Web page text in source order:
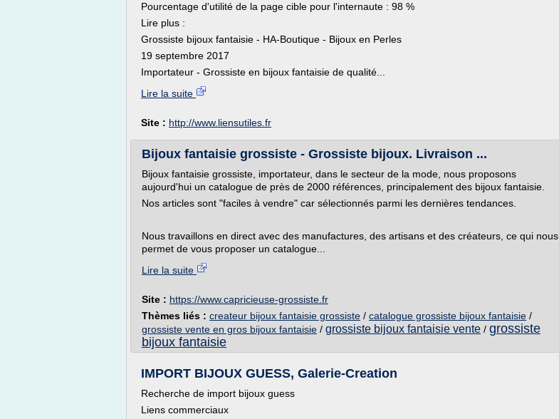
Pourcentage d'utilité de la page cible pour l'internaute : 98 %
Lire plus :
Grossiste bijoux fantaisie - HA-Boutique - Bijoux en Perles
19 septembre 2017
Importateur - Grossiste en bijoux fantaisie de qualité...
Lire la suite
Site : http://www.liensutiles.fr
Bijoux fantaisie grossiste - Grossiste bijoux. Livraison ...
Bijoux fantaisie grossiste, importateur, dans le secteur de la mode, nous proposons
aujourd'hui un catalogue de près de 2000 références, principalement des bijoux fantaisie.
Nos articles sont "faciles à vendre" car sélectionnés parmi les dernières tendances.
Nous travaillons en direct avec des manufactures, des artisans et des créateurs, ce qui nous
permet de vous proposer un catalogue...
Lire la suite
Site : https://www.capricieuse-grossiste.fr
Thèmes liés : createur bijoux fantaisie grossiste / catalogue grossiste bijoux fantaisie /
grossiste vente en gros bijoux fantaisie / grossiste bijoux fantaisie vente / grossiste
bijoux fantaisie
IMPORT BIJOUX GUESS, Galerie-Creation
Recherche de import bijoux guess
Liens commerciaux